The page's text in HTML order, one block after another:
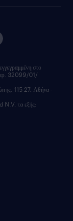
στο
αρ. 32099/01/
115 27, Αθήνα -
N.V. τα εξής: